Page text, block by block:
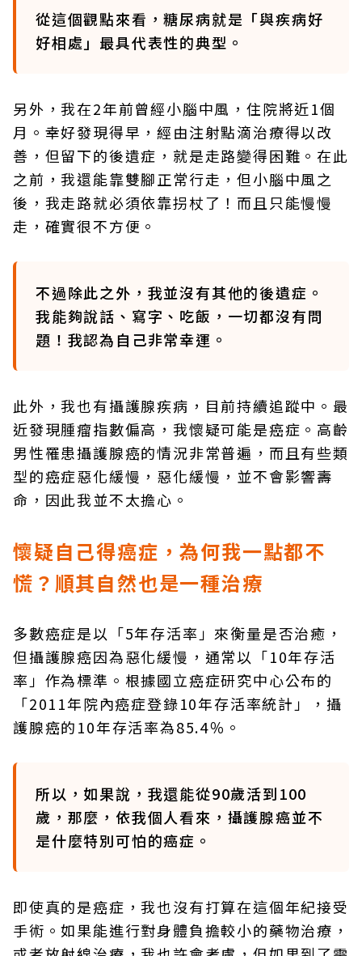
從這個觀點來看，糖尿病就是「與疾病好
好相處」最具代表性的典型。
另外，我在2年前曾經小腦中風，住院將近1個
月。幸好發現得早，經由注射點滴治療得以改
善，但留下的後遺症，就是走路變得困難。在此
之前，我還能靠雙腳正常行走，但小腦中風之
後，我走路就必須依靠拐杖了！而且只能慢慢
走，確實很不方便。
不過除此之外，我並沒有其他的後遺症。
我能夠說話、寫字、吃飯，一切都沒有問
題！我認為自己非常幸運。
此外，我也有攝護腺疾病，目前持續追蹤中。最
近發現腫瘤指數偏高，我懷疑可能是癌症。高齡
男性罹患攝護腺癌的情況非常普遍，而且有些類
型的癌症惡化緩慢，惡化緩慢，並不會影響壽
命，因此我並不太擔心。
懷疑自己得癌症，為何我一點都不
慌？順其自然也是一種治療
多數癌症是以「5年存活率」來衡量是否治癒，
但攝護腺癌因為惡化緩慢，通常以「10年存活
率」作為標準。根據國立癌症研究中心公布的
「2011年院內癌症登錄10年存活率統計」，攝
護腺癌的10年存活率為85.4％。
所以，如果說，我還能從90歲活到100
歲，那麼，依我個人看來，攝護腺癌並不
是什麼特別可怕的癌症。
即使真的是癌症，我也沒有打算在這個年紀接受
手術。如果能進行對身體負擔較小的藥物治療，